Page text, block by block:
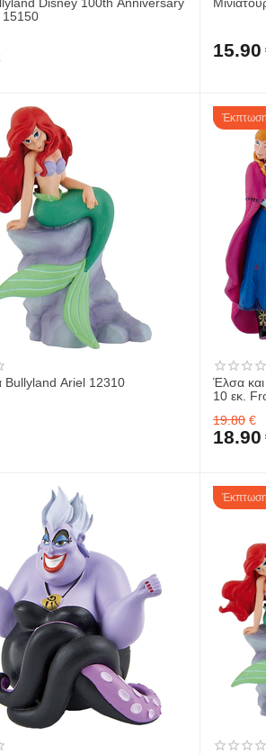
15150
15.90
Bullyland Ariel 12310
Έκπτωση
Έλσα και
10 εκ.
19.80 €
18.90
Έκπτωση